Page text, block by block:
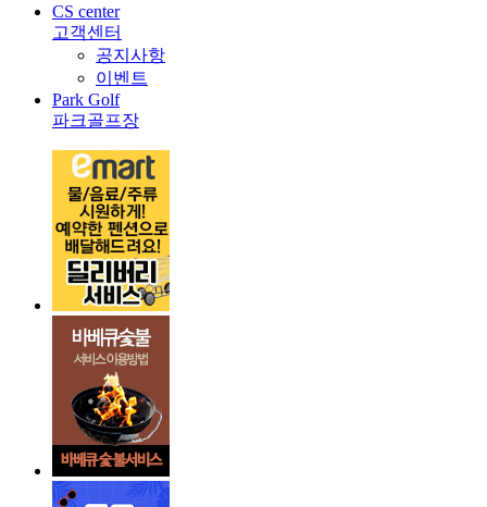
CS center
고객센터
공지사항
이벤트
Park Golf
파크골프장